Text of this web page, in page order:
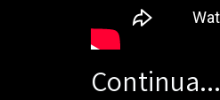
Continua...